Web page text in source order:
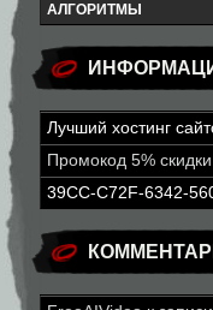
АЛГОРИТМЫ
Лучший хостинг
Промокод 5%
39CC-C72F-6342-